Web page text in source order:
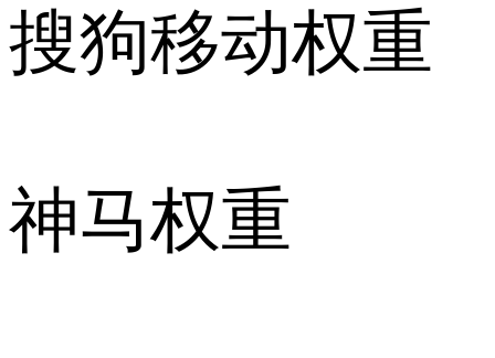
搜狗移动权重
神马权重